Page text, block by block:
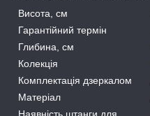
Висота, см
Гарантійний термін
Глибина, см
Колекція
Комплектація дзеркалом
Матеріал
Наявність штанги для